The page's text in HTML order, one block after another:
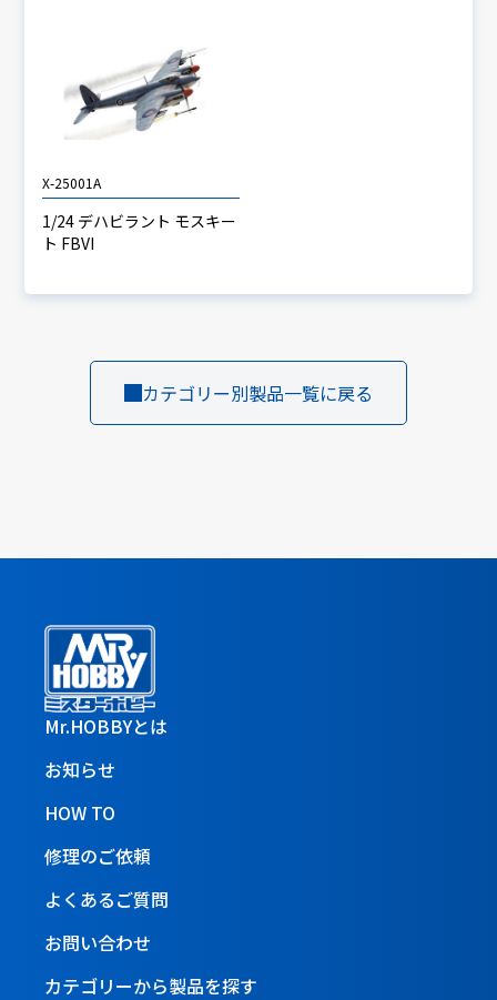
X-25001A
1/24 デハビラント モスキー
ト FBVI
カテゴリー別製品一覧に戻る
Mr.HOBBYとは
お知らせ
HOW TO
修理のご依頼
よくあるご質問
お問い合わせ
カテゴリーから製品を探す